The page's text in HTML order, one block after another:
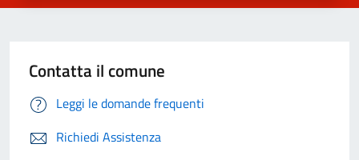
Contatta il comune
Leggi le domande frequenti
Richiedi Assistenza